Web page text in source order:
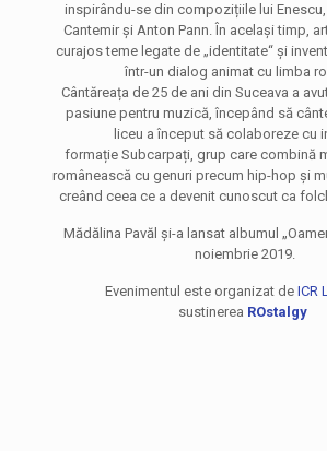
inspirându-se din compozițiile lui
Cantemir și Anton Pann. În același timp,
curajos teme legate de „identitate“ și
într-un dialog animat cu limba
Cântăreața de 25 de ani din Suceava a
pasiune pentru muzică, începând să
liceu a început să colaboreze cu
formație Subcarpați, grup care combină
românească cu genuri precum hip-hop și
creând ceea ce a devenit cunoscut ca
Mădălina Pavăl și-a lansat albumul
noiembrie 2019.
Evenimentul este organizat de ICR
sustinerea ROstalgy